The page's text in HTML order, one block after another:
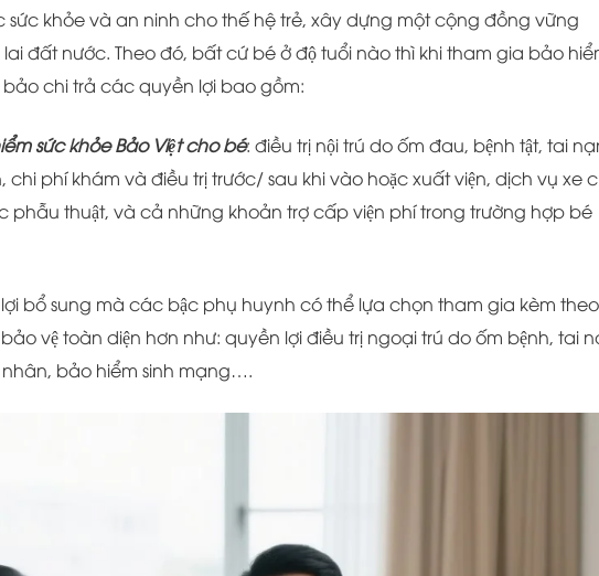
khỏe và an ninh cho thế hệ trẻ, xây dựng một cộng đồng vững
đất nước. Theo đó, bất cứ bé ở độ tuổi nào thì khi tham gia bảo
bảo chi trả các quyền lợi bao gồm:
sức khỏe Bảo Việt cho bé: điều trị nội trú do ốm đau, bệnh tật, tai
phí khám và điều trị trước/ sau khi vào hoặc xuất viện, dịch vụ xe
phẫu thuật, và cả những khoản trợ cấp viện phí trong trường hợp bé
bổ sung mà các bậc phụ huynh có thể lựa chọn tham gia kèm theo
vệ toàn diện hơn như: quyền lợi điều trị ngoại trú do ốm bệnh, tai
bảo hiểm sinh mạng….